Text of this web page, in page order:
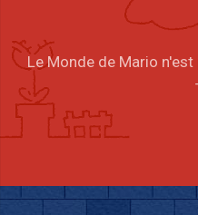
Le Monde de Mario